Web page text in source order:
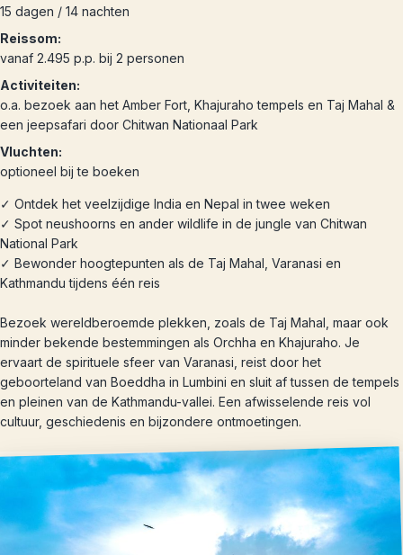
15 dagen / 14 nachten
Reissom:
vanaf 2.495 p.p. bij 2 personen
Activiteiten:
o.a. bezoek aan het Amber Fort, Khajuraho tempels en Taj Mahal &
een jeepsafari door Chitwan Nationaal Park
Vluchten:
optioneel bij te boeken
✓ Ontdek het veelzijdige India en Nepal in twee weken
✓ Spot neushoorns en ander wildlife in de jungle van Chitwan
National Park
✓ Bewonder hoogtepunten als de Taj Mahal, Varanasi en
Kathmandu tijdens één reis
Bezoek wereldberoemde plekken, zoals de Taj Mahal, maar ook
minder bekende bestemmingen als Orchha en Khajuraho. Je
ervaart de spirituele sfeer van Varanasi, reist door het
geboorteland van Boeddha in Lumbini en sluit af tussen de tempels
en pleinen van de Kathmandu-vallei. Een afwisselende reis vol
cultuur, geschiedenis en bijzondere ontmoetingen.